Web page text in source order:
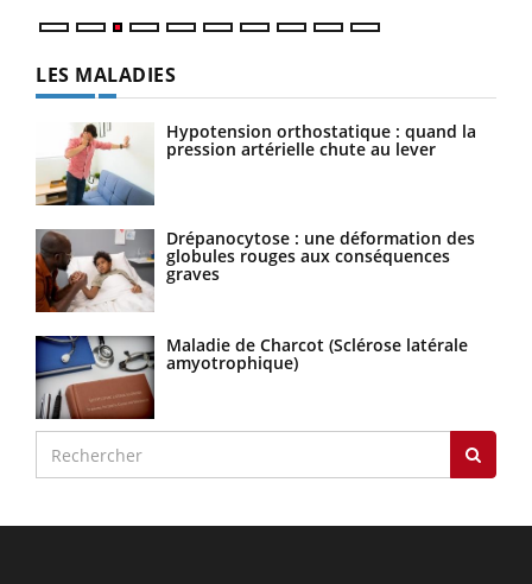
LES MALADIES
Hypotension orthostatique : quand la
pression artérielle chute au lever
Drépanocytose : une déformation des
globules rouges aux conséquences
graves
Maladie de Charcot (Sclérose latérale
amyotrophique)